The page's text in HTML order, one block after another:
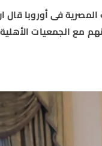
فى أوروبا قال
مع الجمعيات الأهلية